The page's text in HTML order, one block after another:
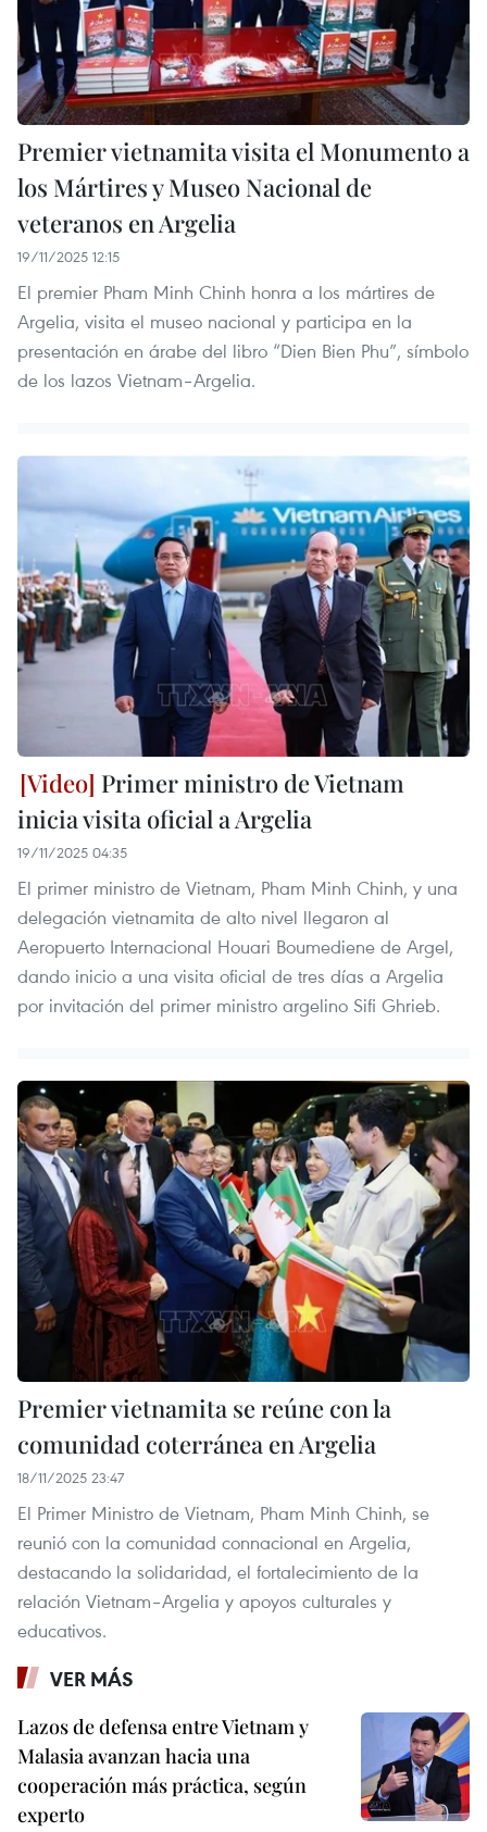
Premier vietnamita visita el Monumento a
los Mártires y Museo Nacional de
veteranos en Argelia
19/11/2025 12:15
El premier Pham Minh Chinh honra a los mártires de
Argelia, visita el museo nacional y participa en la
presentación en árabe del libro “Dien Bien Phu”, símbolo
de los lazos Vietnam–Argelia.
Primer ministro de Vietnam
inicia visita oficial a Argelia
19/11/2025 04:35
El primer ministro de Vietnam, Pham Minh Chinh, y una
delegación vietnamita de alto nivel llegaron al
Aeropuerto Internacional Houari Boumediene de Argel,
dando inicio a una visita oficial de tres días a Argelia
por invitación del primer ministro argelino Sifi Ghrieb.
Premier vietnamita se reúne con la
comunidad coterránea en Argelia
18/11/2025 23:47
El Primer Ministro de Vietnam, Pham Minh Chinh, se
reunió con la comunidad connacional en Argelia,
destacando la solidaridad, el fortalecimiento de la
relación Vietnam–Argelia y apoyos culturales y
educativos.
VER MÁS
Lazos de defensa entre Vietnam y
Malasia avanzan hacia una
cooperación más práctica, según
experto